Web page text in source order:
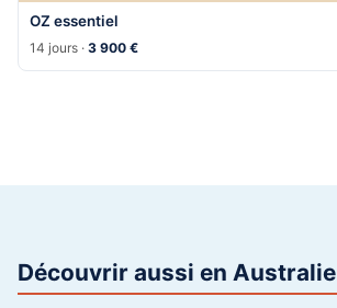
OZ essentiel
14 jours ·3 900 €
Découvrir aussi en Australie